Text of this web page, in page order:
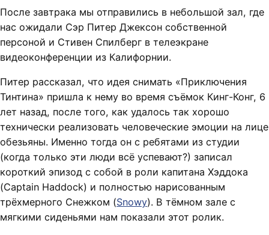
После завтрака мы отправились в небольшой зал, где
нас ожидали Сэр Питер Джексон собственной
персоной и Стивен Спилберг в телеэкране
видеоконференции из Калифорнии.
Питер рассказал, что идея снимать «Приключения
Тинтина» пришла к нему во время съёмок Кинг-Конг, 6
лет назад, после того, как удалось так хорошо
технически реализовать человеческие эмоции на лице
обезьяны. Именно тогда он с ребятами из студии
(когда только эти люди всё успевают?) записал
короткий эпизод с собой в роли капитана Хэддока
(Captain Haddock) и полностью нарисованным
трёхмерного Снежком (Snowy). В тёмном зале с
мягкими сиденьями нам показали этот ролик.